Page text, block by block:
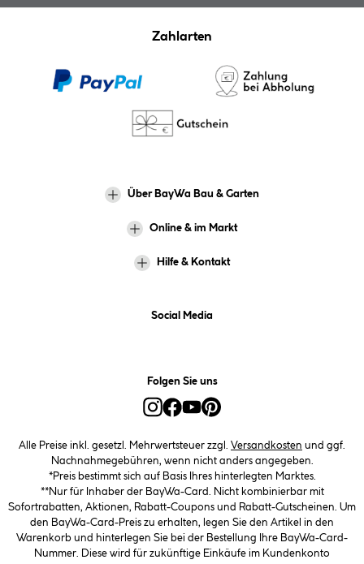
Zahlarten
Über BayWa Bau & Garten
Online & im Markt
Hilfe & Kontakt
Social Media
Folgen Sie uns
Alle Preise inkl. gesetzl. Mehrwertsteuer zzgl. Versandkosten und ggf.
Nachnahmegebühren, wenn nicht anders angegeben.
*Preis bestimmt sich auf Basis Ihres hinterlegten Marktes.
**Nur für Inhaber der BayWa-Card. Nicht kombinierbar mit
Sofortrabatten, Aktionen, Rabatt-Coupons und Rabatt-Gutscheinen. Um
den BayWa-Card-Preis zu erhalten, legen Sie den Artikel in den
Warenkorb und hinterlegen Sie bei der Bestellung Ihre BayWa-Card-
Nummer. Diese wird für zukünftige Einkäufe im Kundenkonto